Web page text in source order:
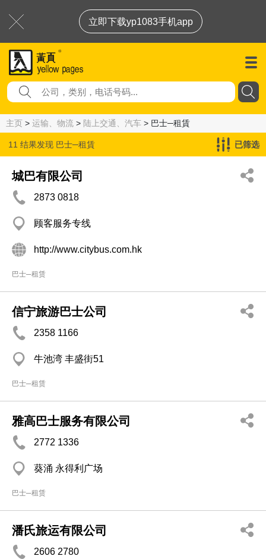
立即下载yp1083手机app
主页 > 运输、物流 > 陆上交通、汽车 > 巴士─租賃
11 结果发现 巴士─租賃 已筛选
城巴有限公司
2873 0818
顾客服务专线
http://www.citybus.com.hk
巴士─租赁
信宁旅游巴士公司
2358 1166
牛池湾 丰盛街51
巴士─租赁
雅高巴士服务有限公司
2772 1336
葵涌 永得利广场
巴士─租赁
潘氏旅运有限公司
2606 2780